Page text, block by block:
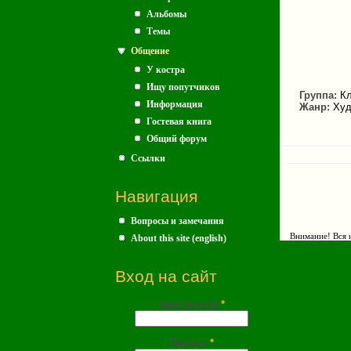
Альбомы
Темы
Общение
У костра
Ищу попутчиков
Информация
Гостевая книга
Общий форум
Ссылки
Навигация
Вопросы и замечания
About this site (english)
Вход на сайт
Имя (почта) *
Пароль *
Группа:
Жанр:
Внимание! Вся